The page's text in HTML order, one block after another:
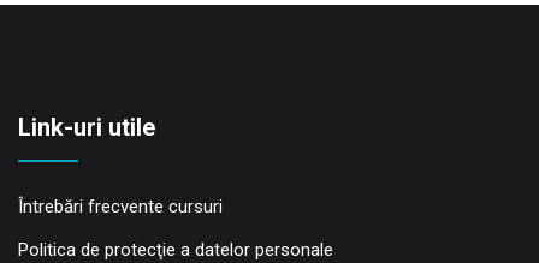
Link-uri utile
Întrebări frecvente cursuri
Politica de protecţie a datelor personale